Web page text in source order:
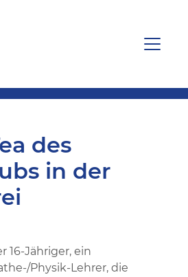
des
in der
16-Jähriger, ein
Physik-Lehrer, die